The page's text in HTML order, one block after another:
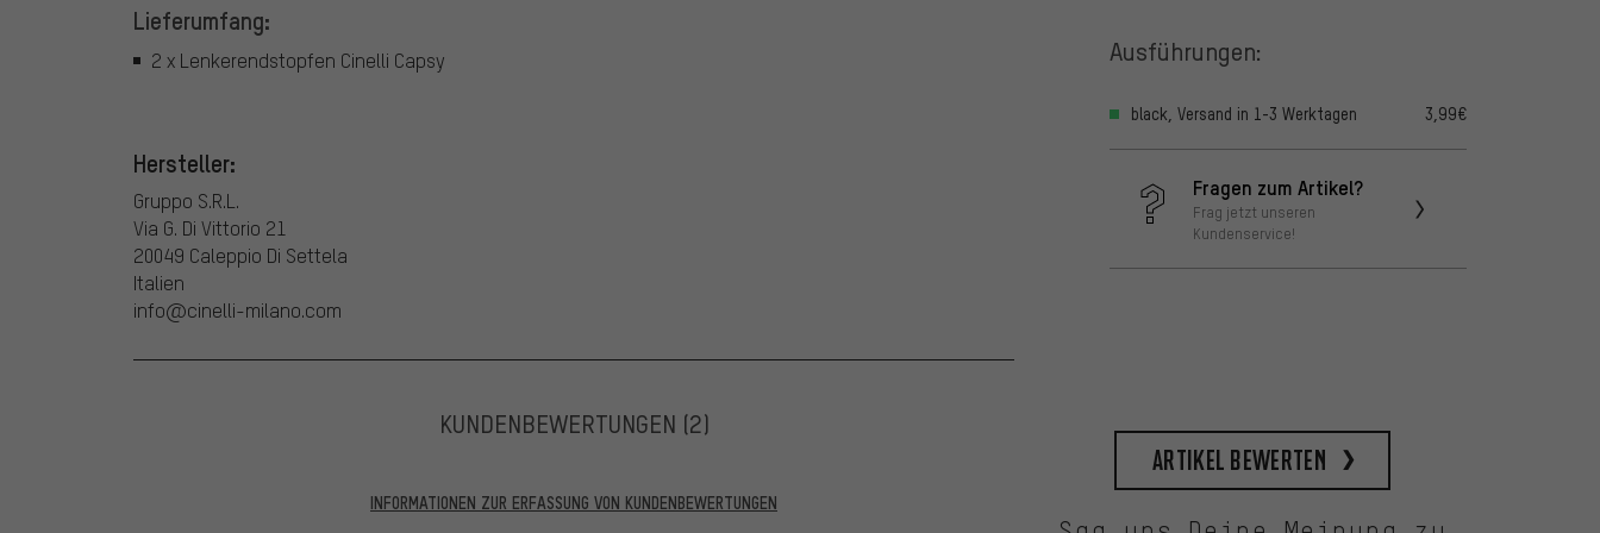
Lieferumfang:
2 x Lenkerendstopfen Cinelli Capsy
Hersteller:
Gruppo S.R.L.
Via G. Di Vittorio 21
20049 Caleppio Di Settela
Italien
info@cinelli-milano.com
Ausführungen:
black, Versand in 1-3 Werktagen 3,99€
Fragen zum Artikel?
Frag jetzt unseren
Kundenservice!
KUNDENBEWERTUNGEN (2)
INFORMATIONEN ZUR ERFASSUNG VON KUNDENBEWERTUNGEN
Artikel bewerten